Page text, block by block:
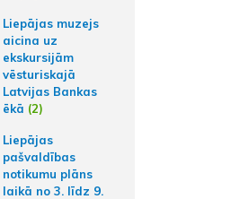
Liepājas muzejs
aicina uz
ekskursijām
vēsturiskajā
Latvijas Bankas
ēkā (2)
Liepājas
pašvaldības
notikumu plāns
laikā no 3. līdz 9.